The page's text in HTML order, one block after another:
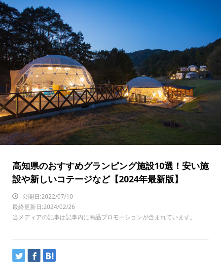
高知県のおすすめグランピング施設10選！安い施
設や新しいコテージなど【2024年最新版】
公開日:2022/07/10
最終更新日:2024/02/26
当メディアの記事は記事内に商品プロモーションが含まれています。